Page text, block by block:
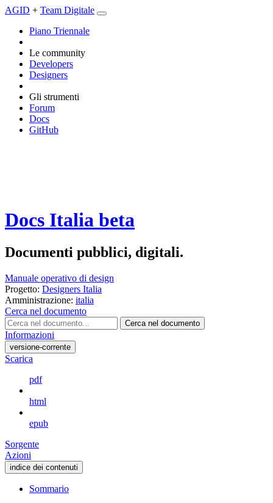
AGID + Team Digitale
Piano Triennale
Le community
Developers
Designers
Gli strumenti
Forum
Docs
GitHub
Docs Italia beta
Documenti pubblici, digitali.
Manuale operativo di design
Progetto: Designers Italia
Amministrazione: italia
Cerca nel documento
Cerca nel documento
Informazioni
versione-corrente
Scarica
pdf
html
epub
Sorgente
Azioni
indice dei contenuti
Sommario